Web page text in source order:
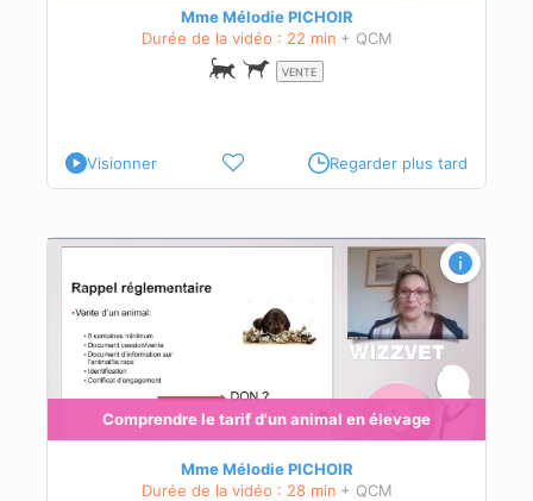
Mme Mélodie PICHOIR
Durée de la vidéo : 22 min + QCM
VENTE
Visionner Regarder plus tard
Comprendre le tarif d'un animal en élevage
Mme Mélodie PICHOIR
Durée de la vidéo : 28 min + QCM